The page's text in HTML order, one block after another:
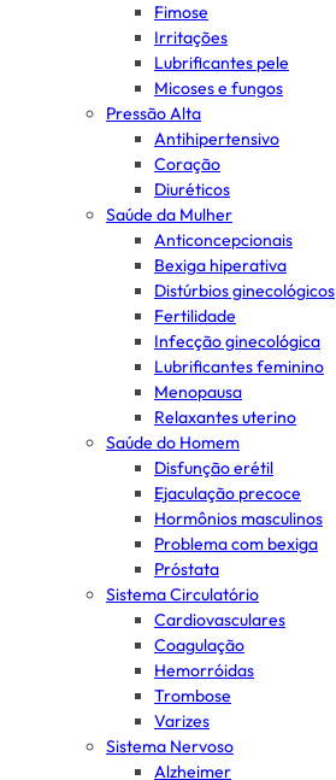
Fimose
Irritações
Lubrificantes pele
Micoses e fungos
Pressão Alta
Antihipertensivo
Coração
Diuréticos
Saúde da Mulher
Anticoncepcionais
Bexiga hiperativa
Distúrbios ginecológicos
Fertilidade
Infecção ginecológica
Lubrificantes feminino
Menopausa
Relaxantes uterino
Saúde do Homem
Disfunção erétil
Ejaculação precoce
Hormônios masculinos
Problema com bexiga
Próstata
Sistema Circulatório
Cardiovasculares
Coagulação
Hemorróidas
Trombose
Varizes
Sistema Nervoso
Alzheimer